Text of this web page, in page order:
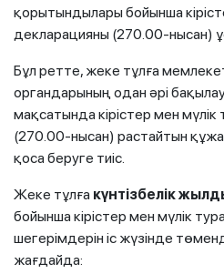
қорытындылары бойынша
декларацияны (270.00-нысан)
Бұл ретте, жеке тұлға
органдарының одан әрі
мақсатында кірістер мен
(270.00-нысан) растайтын
қоса беруге тиіс.
Жеке тұлға күнтізбелік
бойынша кірістер мен мүлік
шегерімдерін іс жүзінде
жағдайда: